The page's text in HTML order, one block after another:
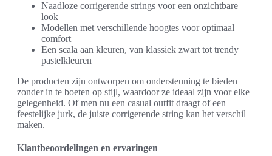
Naadloze corrigerende strings voor een onzichtbare
look
Modellen met verschillende hoogtes voor optimaal
comfort
Een scala aan kleuren, van klassiek zwart tot trendy
pastelkleuren
De producten zijn ontworpen om ondersteuning te bieden
zonder in te boeten op stijl, waardoor ze ideaal zijn voor elke
gelegenheid. Of men nu een casual outfit draagt of een
feestelijke jurk, de juiste corrigerende string kan het verschil
maken.
Klantbeoordelingen en ervaringen